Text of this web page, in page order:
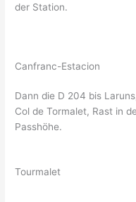
der Station.
Canfranc-Estacion
Dann die D 204 bis
Col de Tormalet, Rast in
Passhöhe.
Tourmalet